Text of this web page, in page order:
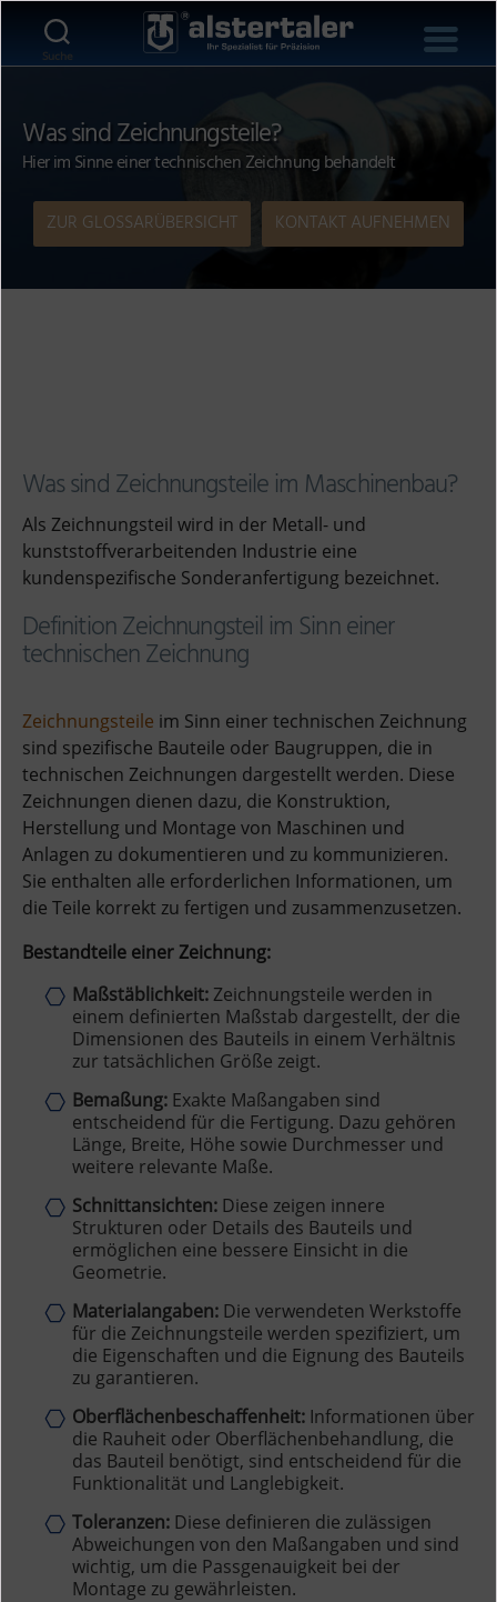
Suche
Was sind Zeichnungsteile?
Hier im Sinne einer technischen Zeichnung behandelt
ZUR GLOSSARÜBERSICHT KONTAKT AUFNEHMEN
Was sind Zeichnungsteile im Maschinenbau?
Als Zeichnungsteil wird in der Metall- und
kunststoffverarbeitenden Industrie eine
kundenspezifische Sonderanfertigung bezeichnet.
Definition Zeichnungsteil im Sinn einer
technischen Zeichnung
Zeichnungsteile im Sinn einer technischen Zeichnung
sind spezifische Bauteile oder Baugruppen, die in
technischen Zeichnungen dargestellt werden. Diese
Zeichnungen dienen dazu, die Konstruktion,
Herstellung und Montage von Maschinen und
Anlagen zu dokumentieren und zu kommunizieren.
Sie enthalten alle erforderlichen Informationen, um
die Teile korrekt zu fertigen und zusammenzusetzen.
Bestandteile einer Zeichnung:
Maßstäblichkeit: Zeichnungsteile werden in
einem definierten Maßstab dargestellt, der die
Dimensionen des Bauteils in einem Verhältnis
zur tatsächlichen Größe zeigt.
Bemaßung: Exakte Maßangaben sind
entscheidend für die Fertigung. Dazu gehören
Länge, Breite, Höhe sowie Durchmesser und
weitere relevante Maße.
Schnittansichten: Diese zeigen innere
Strukturen oder Details des Bauteils und
ermöglichen eine bessere Einsicht in die
Geometrie.
Materialangaben: Die verwendeten Werkstoffe
für die Zeichnungsteile werden spezifiziert, um
die Eigenschaften und die Eignung des Bauteils
zu garantieren.
Oberflächenbeschaffenheit: Informationen über
die Rauheit oder Oberflächenbehandlung, die
das Bauteil benötigt, sind entscheidend für die
Funktionalität und Langlebigkeit.
Toleranzen: Diese definieren die zulässigen
Abweichungen von den Maßangaben und sind
wichtig, um die Passgenauigkeit bei der
Montage zu gewährleisten.